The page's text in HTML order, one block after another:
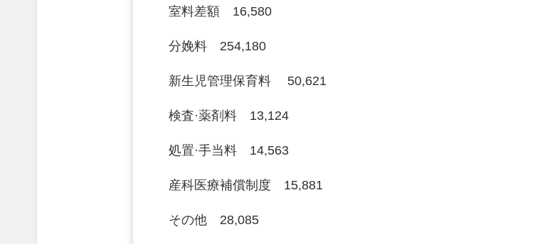
室料差額 16,580
分娩料 254,180
新生児管理保育料 50,621
検査·薬剤料 13,124
処置·手当料 14,563
産科医療補償制度 15,881
その他 28,085